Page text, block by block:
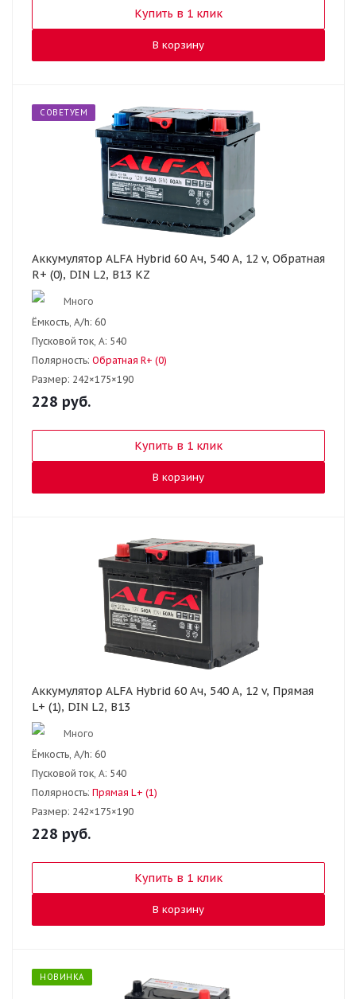
Купить в 1 клик
В корзину
СОВЕТУЕМ
Аккумулятор ALFA Hybrid 60 Ач, 540 А, 12 v, Обратная
R+ (0), DIN L2, B13 KZ
Много
Ёмкость, A/h: 60
Пусковой ток, А: 540
Полярность: Обратная R+ (0)
Размер: 242×175×190
228 руб.
Купить в 1 клик
В корзину
Аккумулятор ALFA Hybrid 60 Ач, 540 А, 12 v, Прямая
L+ (1), DIN L2, B13
Много
Ёмкость, A/h: 60
Пусковой ток, А: 540
Полярность: Прямая L+ (1)
Размер: 242×175×190
228 руб.
Купить в 1 клик
В корзину
НОВИНКА